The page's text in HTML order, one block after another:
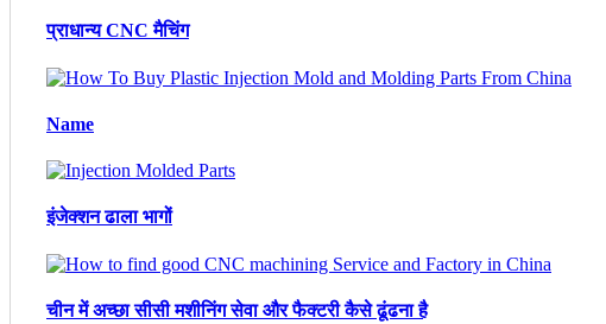
प्राधान्य CNC मैचिंग
Name
इंजेक्शन ढाला भागों
चीन में अच्छा सीसी मशीनिंग सेवा और फैक्टरी कैसे ढूंढना है